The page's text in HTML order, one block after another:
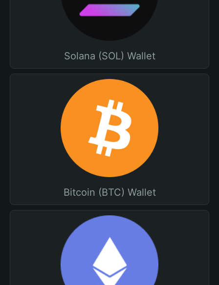
Solana (SOL) Wallet
Bitcoin (BTC) Wallet